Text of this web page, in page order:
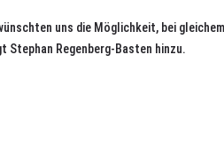
uns die Möglichkeit, bei
Stephan Regenberg-Basten hinzu.